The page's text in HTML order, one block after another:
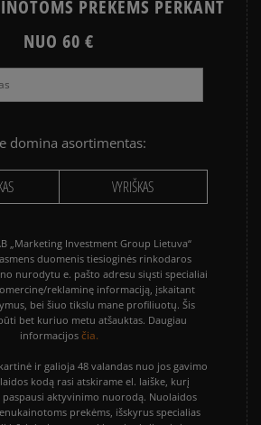
PREKĖMS PERKANT
NUO 60 €
domina asortimentas:
VYRIŠKAS
„Marketing Investment Group Lietuva“
duomenis tiesioginės rinkodaros
nurodytu e. pašto adresu siųsti specialiai
reklaminę informaciją, įskaitant
bei šiuo tikslu mane profiliuotų. Šis
bet kuriuo metu atšauktas. Daugiau
informacijos čia.
ir galioja 48 valandas nuo jos gavimo
kodą rasi atskirame el. laiške, kurį
paspausi aktyvinimo nuorodą. Nuolaidos
prekėms, išskyrus specialias